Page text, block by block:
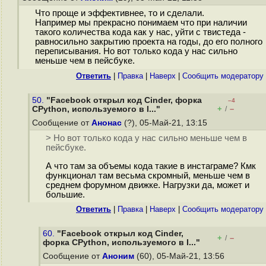
Что проще и эффективнее, то и сделали.
Например мы прекрасно понимаем что при наличии
такого количества кода как у нас, уйти с твистеда -
равносильно закрытию проекта на годы, до его полного
переписывания. Но вот только кода у нас сильно
меньше чем в пейсбуке.
Ответить Правка| Наверх Cообщить модератору
50. "Facebook открыл код Cinder, форка
CPython, используемого в I..."
–4
+ / –
Сообщение от Анонас (?), 05-Май-21, 13:15
> Но вот только кода у нас сильно меньше чем в
пейсбуке.
А что там за объемы кода такие в инстаграме? Кмк
функционал там весьма скромный, меньше чем в
среднем форумном движке. Нагрузки да, может и
большие.
Ответить Правка| Наверх Cообщить модератору
60. "Facebook открыл код Cinder,
форка CPython, используемого в I..."
+ / –
Сообщение от Аноним (60), 05-Май-21, 13:56